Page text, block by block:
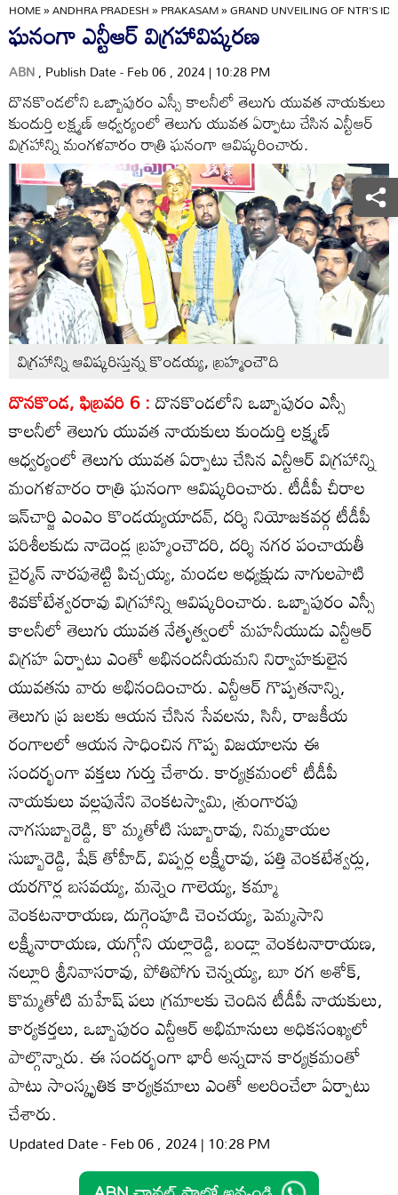
HOME»ANDHRA PRADESH»PRAKASAM»GRAND UNVEILING OF NTR'S
ఘనంగా ఎన్టీఆర్‌ విగ్రహావిష్కరణ
ABN, Publish Date - Feb 06 , 2024 | 10:28 PM
దొనకొండలోని ఒబ్బాపురం ఎస్సీ కాలనీలో తెలుగు యువత నాయకులు
కుందుర్తి లక్ష్మణ్‌ ఆధ్వర్యంలో తెలుగు యువత ఏర్పాటు చేసిన ఎన్టీఆర్‌
విగ్రహాన్ని మంగళవారం రాత్రి ఘనంగా ఆవిష్కరించారు.
విగ్రహాన్ని ఆవిష్కరిస్తున్న కొండయ్య, బ్రహ్మంచౌది
దొనకొండ, ఫిబ్రవరి 6 :దొనకొండలోని ఒబ్బాపురం ఎస్సీ
కాలనీలో తెలుగు యువత నాయకులు కుందుర్తి లక్ష్మణ్‌
ఆధ్వర్యంలో తెలుగు యువత ఏర్పాటు చేసిన ఎన్టీఆర్‌ విగ్రహాన్ని
మంగళవారం రాత్రి ఘనంగా ఆవిష్కరించారు. టీడీపీ చీరాల
ఇన్‌చార్జి ఎంఎం కొండయ్యయాదవ్‌, దర్శి నియోజకవర్గ టీడీపీ
పరిశీలకుడు నాదెండ్ల బ్రహ్మంచౌదరి, దర్శి నగర పంచాయతీ
చైర్మన్‌ నారపుశెట్టి పిచ్చయ్య, మండల అధ్యక్షుడు నాగులపాటి
శివకోటేశ్వరరావు విగ్రహాన్ని ఆవిష్కరించారు. ఒబ్బాపురం ఎస్సీ
కాలనీలో తెలుగు యువత నేతృత్వంలో మహనీయుడు ఎన్టీఆర్‌
విగ్రహ ఏర్పాటు ఎంతో అభినందనీయమని నిర్వాహకులైన
యువతను వారు అభినందించారు. ఎన్టీఆర్‌ గొప్పతనాన్ని,
తెలుగు ప్ర జలకు ఆయన చేసిన సేవలను, సినీ, రాజకీయ
రంగాలలో ఆయన సాధించిన గొప్ప విజయాలను ఈ
సందర్భంగా వక్తలు గుర్తు చేశారు. కార్యక్రమంలో టీడీపీ
నాయకులు వల్లపునేని వెంకటస్వామి, శ్రుంగారపు
నాగసుబ్బారెడ్డి, కొ మ్మతోటి సుబ్బారావు, నిమ్మకాయల
సుబ్బారెడ్డి, షేక్‌ తోహీద్‌, విప్పర్ల లక్ష్మీరావు, పత్తి వెంకటేశ్వర్లు,
యరగొర్ల బసవయ్య, మన్నెం గాలెయ్య, కమ్మా
వెంకటనారాయణ, దుగ్గెంపూడి చెంచయ్య, పెమ్మసాని
లక్ష్మీనారాయణ, యగ్గోని యల్లారెడ్డి, బండ్లా వెంకటనారాయణ,
నల్లూరి శ్రీనివాసరావు, పోతిపోగు చెన్నయ్య, బూ రగ అశోక్‌,
కొమ్మతోటి మహేష్‌ పలు గ్రమాలకు చెందిన టీడీపీ నాయకులు,
కార్యకర్తలు, ఒబ్బాపురం ఎన్టీఆర్‌ అభిమానులు అధికసంఖ్యలో
పాల్గొన్నారు. ఈ సందర్భంగా భారీ అన్నదాన కార్యక్రమంతో
పాటు సాంస్కృతిక కార్యక్రమాలు ఎంతో అలరించేలా ఏర్పాటు
చేశారు.
Updated Date - Feb 06 , 2024 | 10:28 PM